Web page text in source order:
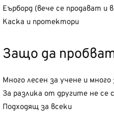
Еърборд (вече се продават и
Каска и протектори
Защо да
Много лесен за учене и много
За разлика от другите не се
Подходящ за всеки